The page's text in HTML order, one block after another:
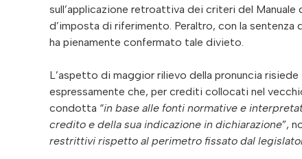
sull’applicazione retroattiva dei criteri del
d’imposta di riferimento. Peraltro, con la sentenza
ha pienamente confermato tale divieto.
L’aspetto di maggior rilievo della pronuncia
espressamente che, per crediti collocati nel
condotta “in base alle fonti normative e
credito e della sua indicazione in dichiarazione”,
restrittivi rispetto al perimetro fissato dal